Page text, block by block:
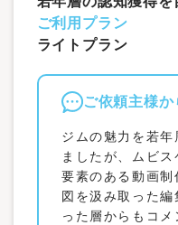
ご利用プラン
ライトプラン
ご依頼主様か
ジムの魅力を若
ましたが、ムビ
要素のある動画
図を汲み取った
った層からもコ